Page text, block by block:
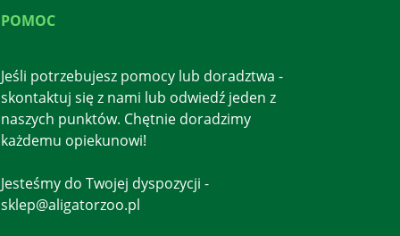
POMOC
Jeśli potrzebujesz pomocy lub doradztwa -
skontaktuj się z nami lub odwiedź jeden z
naszych punktów. Chętnie doradzimy
każdemu opiekunowi!
Jesteśmy do Twojej dyspozycji -
sklep@aligatorzoo.pl